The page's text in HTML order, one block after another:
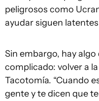
peligrosos como
ayudar siguen
Sin embargo, hay
complicado: volver a
Tacotomía. “Cuando
gente y te dicen que